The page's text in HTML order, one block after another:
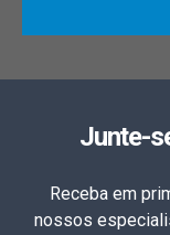
Junte-
Receba em
nossos